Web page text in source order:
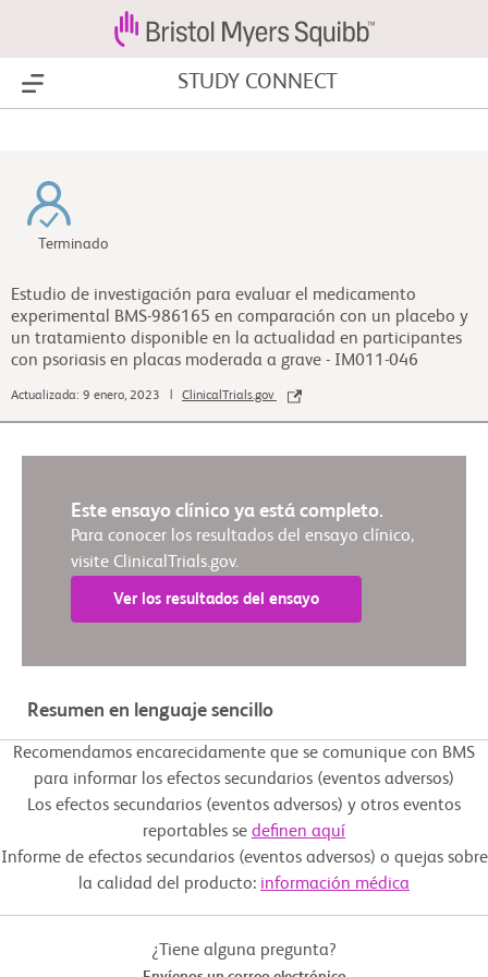
Show Menu STUDY CONNECT
Terminado
Estudio de investigación para evaluar el medicamento
experimental BMS-986165 en comparación con un placebo y
un tratamiento disponible en la actualidad en participantes
con psoriasis en placas moderada a grave - IM011-046
Actualizada: 9 enero, 2023 | ClinicalTrials.gov
Este ensayo clínico ya está completo.
Para conocer los resultados del ensayo clínico,
visite ClinicalTrials.gov.
Ver los resultados del ensayo
Resumen en lenguaje sencillo
Recomendamos encarecidamente que se comunique con BMS
para informar los efectos secundarios (eventos adversos)
Los efectos secundarios (eventos adversos) y otros eventos
reportables se definen aquí
Informe de efectos secundarios (eventos adversos) o quejas sobre
la calidad del producto: información médica
¿Tiene alguna pregunta?